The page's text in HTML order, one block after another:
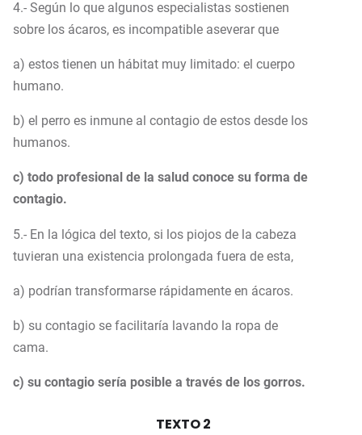
4.- Según lo que algunos especialistas sostienen
sobre los ácaros, es incompatible aseverar que
a) estos tienen un hábitat muy limitado: el cuerpo
humano.
b) el perro es inmune al contagio de estos desde los
humanos.
c) todo profesional de la salud conoce su forma de
contagio.
5.- En la lógica del texto, si los piojos de la cabeza
tuvieran una existencia prolongada fuera de esta,
a) podrían transformarse rápidamente en ácaros.
b) su contagio se facilitaría lavando la ropa de
cama.
c) su contagio sería posible a través de los gorros.
TEXTO 2